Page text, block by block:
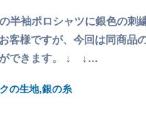
半袖ポロシャツに銀色の刺
客様ですが、今回は同商品
ができます。 ↓ ↓…
の生地,銀の糸